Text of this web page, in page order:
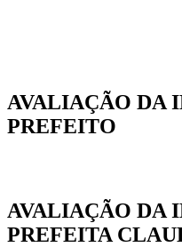
AVALIAÇÃO DA
PREFEITO
AVALIAÇÃO DA
PREFEITA